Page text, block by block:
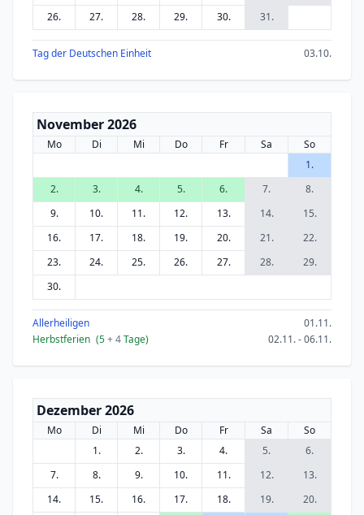
26.
27. 28. 29. 30. 31.
Tag der Deutschen Einheit 03.10.
November 2026
Mo Di Mi Do Fr Sa
So
1.
2.
3. 4. 5. 6. 7.
8.
9.
10. 11. 12. 13. 14.
15.
16.
17. 18. 19. 20. 21.
22.
23.
24. 25. 26. 27. 28.
29.
30.
Allerheiligen
01.11.
Herbstferien (5+ 4Tage) 02.11. - 06.11.
Dezember 2026
Mo Di Mi Do Fr Sa
So
1.
2. 3. 4. 5.
6.
7.
8. 9. 10. 11. 12.
13.
14.
15. 16. 17. 18. 19.
20.